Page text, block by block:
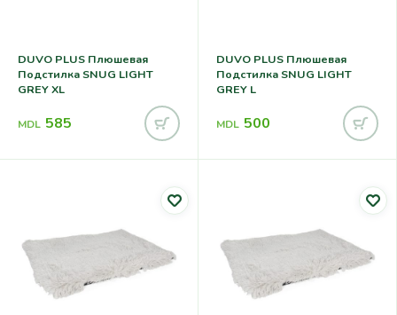
DUVO PLUS Плюшевая
Подстилка SNUG LIGHT
GREY XL
MDL 585
DUVO PLUS Плюшевая
Подстилка SNUG LIGHT
GREY L
MDL 500